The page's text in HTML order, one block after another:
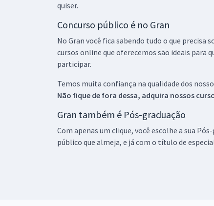
quiser.
Concurso público é no Gran
No Gran você fica sabendo tudo o que precisa
cursos online que oferecemos são ideais para
participar.
Temos muita confiança na qualidade dos
Não fique de fora dessa, adquira nossos
Gran também é Pós-graduação
Com apenas um clique, você escolhe a sua
público que almeja, e já com o título de